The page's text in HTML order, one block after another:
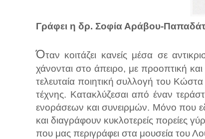
Γράφει η δρ. Σοφία Αράβου-
Όταν κοιτάζει κανείς μέσα σε
χάνονται στο άπειρο, με προοπτική
τελευταία ποιητική συλλογή του
τέχνης. Κατακλύζεσαι από έναν
ενοράσεων και συνειρμών. Μόνο που
και διαγράφουν κυκλοτερείς πορείες
που μας περιγράφει στα μουσεία του